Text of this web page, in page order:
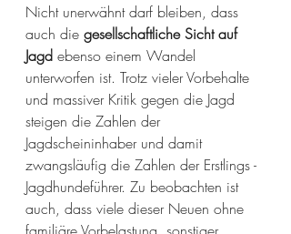
Nicht unerwähnt darf bleiben, dass
auch die gesellschaftliche Sicht auf
Jagd ebenso einem Wandel
unterworfen ist. Trotz vieler Vorbehalte
und massiver Kritik gegen die Jagd
steigen die Zahlen der
Jagdscheininhaber und damit
zwangsläufig die Zahlen der Erstlings -
Jagdhundeführer. Zu beobachten ist
auch, dass viele dieser Neuen ohne
familiäre Vorbelastung, sonstiger